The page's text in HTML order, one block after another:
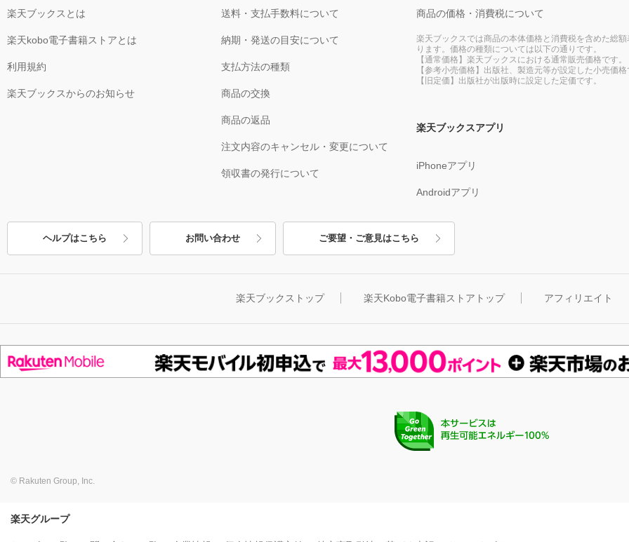
楽天ブックスとは
楽天kobo電子書籍ストアとは
利用規約
楽天ブックスからのお知らせ
送料・支払手数料について
納期・発送の目安について
支払方法の種類
商品の交換
商品の返品
注文内容のキャンセル・変更について
領収書の発行について
商品の価格・消費税について
楽天ブックスでは商品の本体価格と消費税を含めた総額
ります。価格の種類については以下の通りです。
【通常価格】楽天ブックスにおける通常販売価格です。
【参考小売価格】出版社、製造元等が設定した小売価格
【旧定価】出版社が出版時に設定した定価です。
楽天ブックスアプリ
iPhoneアプリ
Androidアプリ
ヘルプはこちら お問い合わせ ご要望・ご意見はこちら
楽天ブックストップ 楽天Kobo電子書籍ストアトップ アフィリエイト
© Rakuten Group, Inc.
楽天グループ